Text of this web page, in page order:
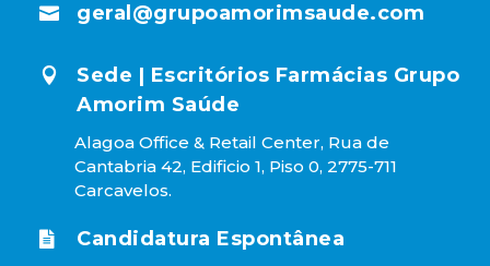
 geral@grupoamorimsaude.com

Sede | Escritórios Farmácias Grupo
Amorim Saúde
Alagoa Office & Retail Center, Rua de
Cantabria 42, Edificio 1, Piso 0, 2775-711
Carcavelos.
 Candidatura Espontânea